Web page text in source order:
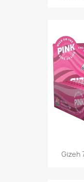
Gizeh